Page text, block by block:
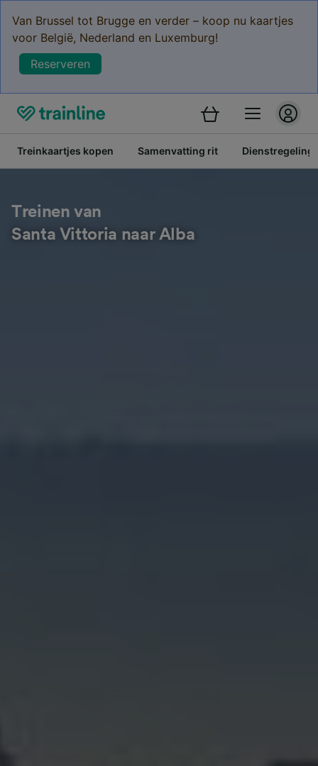
Van Brussel tot Brugge en verder – koop nu kaartjes
voor België, Nederland en Luxemburg!
Reserveren
Treinkaartjes kopen Samenvatting rit Dienstregeling
Treinen van
Santa Vittoria naar Alba